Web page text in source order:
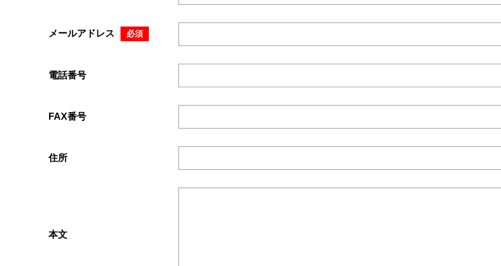
メールアドレス 必須
電話番号
FAX番号
住所
本文